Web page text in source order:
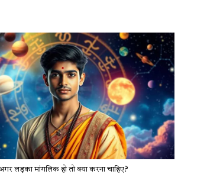
लड़का मांगलिक हो तो क्या करना चाहिए?